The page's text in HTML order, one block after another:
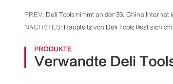
PREV: Deli Tools nimmt an der 33. China Internat
NÄCHSTES: Hauptsitz von Deli Tools lässt sich
PRODUKTE
Verwandte Deli